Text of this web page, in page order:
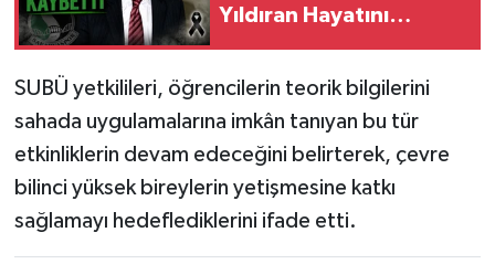
Yıldıran Hayatını
SUBÜ yetkilileri, öğrencilerin teorik bilgilerini
sahada uygulamalarına imkân tanıyan bu tür
etkinliklerin devam edeceğini belirterek, çevre
bilinci yüksek bireylerin yetişmesine katkı
sağlamayı hedeflediklerini ifade etti.